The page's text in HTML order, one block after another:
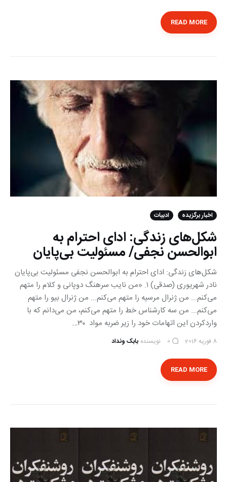
READ MORE
اخبار برگزیده ادبیات
شکل‌های زندگی: ادای احترام به
ابوالحسن نجفی/ مسئولیت بی‌پایان
شکل‌های زندگی: ادای احترام به ابوالحسن نجفی مسئولیت بی‌پایان
نادر شهریوری (صدقی) ١. «من نایب سرهنگ دوپانی و کلام را متهم
می‌کنم... من ژنرال مرسیه را متهم می‌کنم... من ژنرال بیو را متهم
می‌کنم... من سه کارشناس خط را متهم می‌کنم، من می‌دانم که با
واردکردن این اتهامات خود را زیر ضربه مواد ٣٠…
8 فوریه 2016 0 نویسنده بابک ونداد
READ MORE